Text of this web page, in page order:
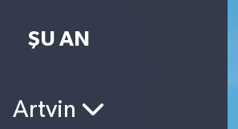
ŞU AN
Artvin